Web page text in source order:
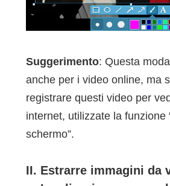
Suggerimento: Questa
anche per i video online, ma
registrare questi video per
internet, utilizzate la funzione
schermo”.
II. Estrarre immagini da